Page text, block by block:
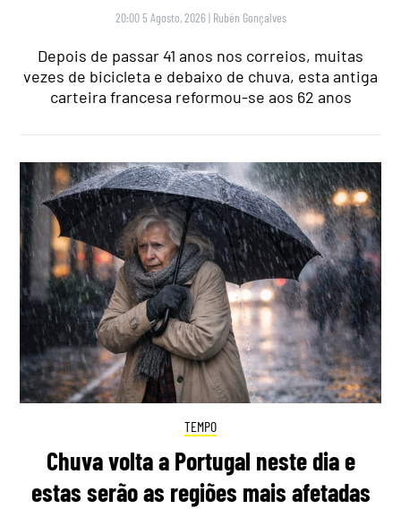
20:00 5 Agosto, 2026 | Rubén Gonçalves
Depois de passar 41 anos nos correios, muitas
vezes de bicicleta e debaixo de chuva, esta antiga
carteira francesa reformou-se aos 62 anos
TEMPO
Chuva volta a Portugal neste dia e
estas serão as regiões mais afetadas